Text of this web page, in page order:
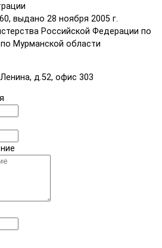
выдано 28 ноября 2005 г.
Российской Федерации по
Мурманской области
д.52, офис 303